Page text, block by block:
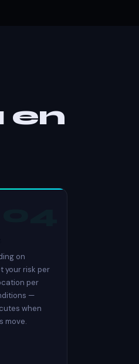
en
on
your risk per
per
—
when
move.